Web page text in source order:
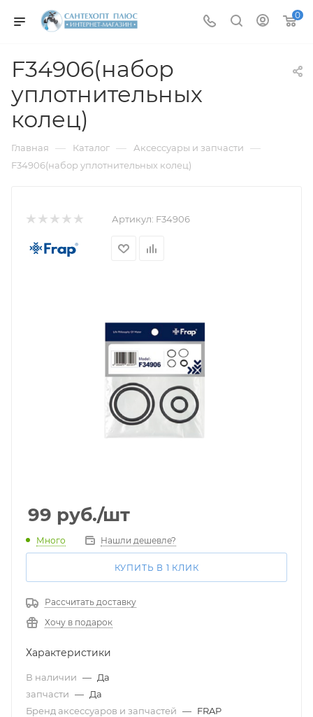
0
F34906(набор
уплотнительных
колец)
Главная — Каталог — Аксессуары и запчасти —
F34906(набор уплотнительных колец)
Артикул: F34906
99 руб./шт
Много Нашли дешевле?
КУПИТЬ В 1 КЛИК
Рассчитать доставку
Хочу в подарок
Характеристики
В наличии — Да
запчасти — Да
Бренд аксессуаров и запчастей — FRAP